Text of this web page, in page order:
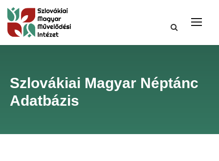
Szlovákiai Magyar Néptánc
Adatbázis